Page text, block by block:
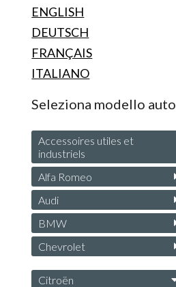
ENGLISH
DEUTSCH
FRANÇAIS
ITALIANO
Seleziona modello auto
Accessoires utiles et
industriels
Alfa Romeo
Audi
BMW
Chevrolet
Citroën